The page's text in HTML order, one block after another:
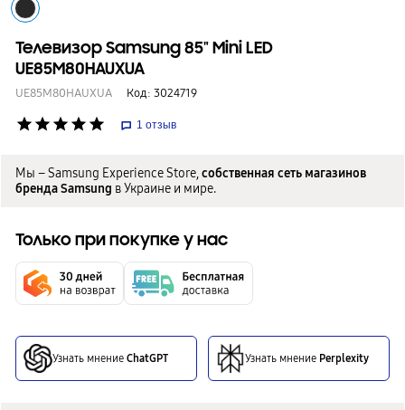
Телевизор Samsung 85" Mini LED
UE85M80HAUXUA
UE85M80HAUXUA Код: 3024719
star star star star star 1 отзыв
Мы – Samsung Experience Store,собственная сеть магазинов
бренда Samsung в Украине и мире.
Только при покупке у нас
Узнать мнение ChatGPT Узнать мнение Perplexity